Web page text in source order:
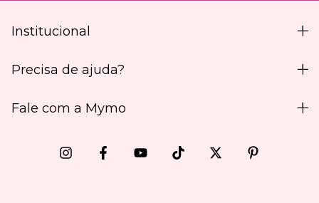
Institucional
Precisa de ajuda?
Fale com a Mymo